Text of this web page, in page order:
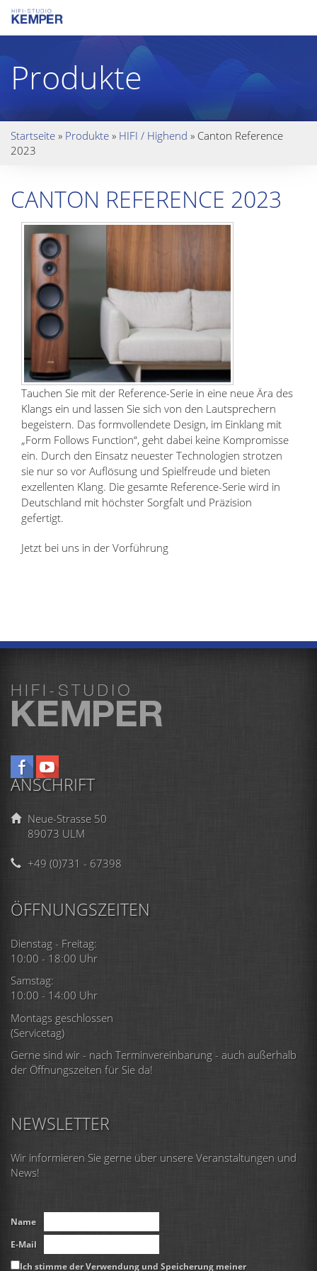
Produkte
Startseite » Produkte » HIFI / Highend » Canton Reference
2023
CANTON REFERENCE 2023
Tauchen Sie mit der Reference-Serie in eine neue Ära des
Klangs ein und lassen Sie sich von den Lautsprechern
begeistern. Das formvollendete Design, im Einklang mit
„Form Follows Function“, geht dabei keine Kompromisse
ein. Durch den Einsatz neuester Technologien strotzen
sie nur so vor Auflösung und Spielfreude und bieten
exzellenten Klang. Die gesamte Reference-Serie wird in
Deutschland mit höchster Sorgfalt und Präzision
gefertigt.
Jetzt bei uns in der Vorführung
ANSCHRIFT
Neue-Strasse 50
89073 ULM
+49 (0)731 - 67398
ÖFFNUNGSZEITEN
Dienstag - Freitag:
10:00 - 18:00 Uhr
Samstag:
10:00 - 14:00 Uhr
Montags geschlossen
(Servicetag)
Gerne sind wir - nach Terminvereinbarung - auch außerhalb
der Öffnungszeiten für Sie da!
NEWSLETTER
Wir informieren Sie gerne über unsere Veranstaltungen und
News!
Name
E-Mail
Ich stimme der Verwendung und Speicherung meiner